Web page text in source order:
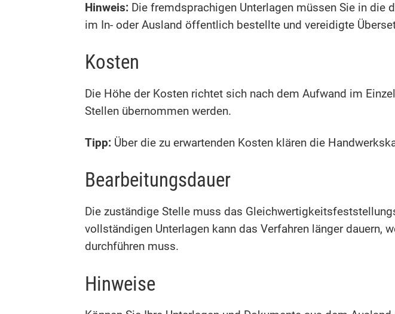
Hinweis: Die fremdsprachigen Unterlagen müssen Sie in die
im In- oder Ausland öffentlich bestellte und vereidigte
Kosten
Die Höhe der Kosten richtet sich nach dem Aufwand im
Stellen übernommen werden.
Tipp: Über die zu erwartenden Kosten klären die
Bearbeitungsdauer
Die zuständige Stelle muss das
vollständigen Unterlagen kann das Verfahren länger dauern,
durchführen muss.
Hinweise